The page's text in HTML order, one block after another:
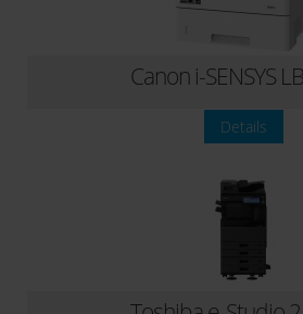
Canon i-SENSYS
Details